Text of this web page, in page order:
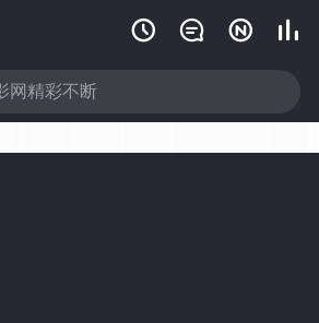
   